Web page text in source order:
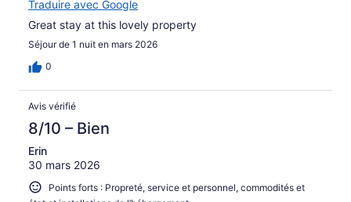
Traduire avec Google
Great stay at this lovely property
Séjour de 1 nuit en mars 2026
0
Avis vérifié
8/10 – Bien
Erin
30 mars 2026
Points forts : Propreté, service et personnel, commodités et